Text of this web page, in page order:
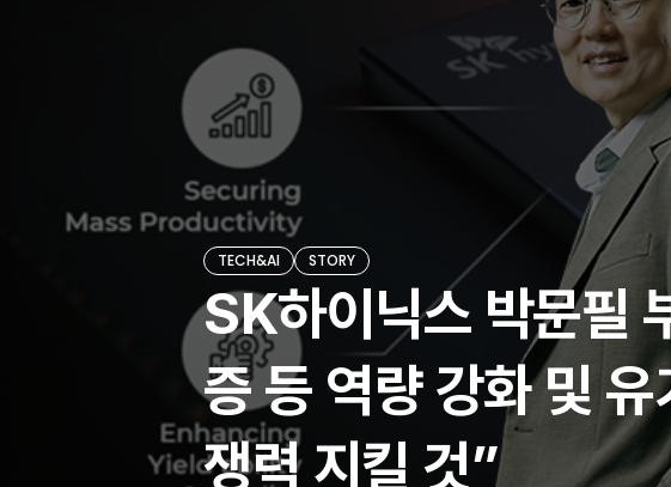
TECH&AI STORY
SK하이닉스 박문필
증 등 역량 강화 및
쟁력 지킬 것”